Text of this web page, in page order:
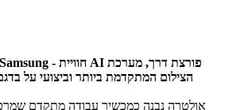
הצילום המתקדמת ביותר וביצועי על